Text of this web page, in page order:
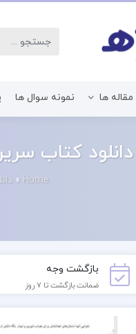
زبان و ادبیات فارسی
مقاله ها نمونه سوال ها
دانلود کتاب سریر شیشه ای
Home
»
بازگشت وجه
ضمانت بازگشت تا 7 روز